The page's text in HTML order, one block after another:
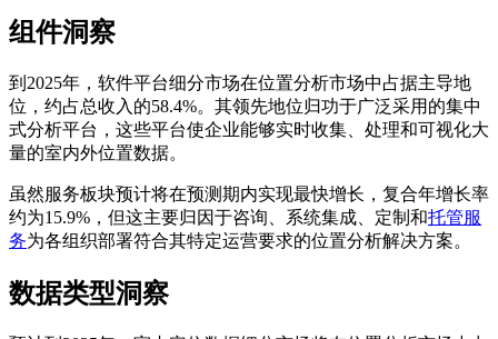
组件洞察
到2025年，软件平台细分市场在位置分析市场中占据主导地
位，约占总收入的58.4%。其领先地位归功于广泛采用的集中
式分析平台，这些平台使企业能够实时收集、处理和可视化大
量的室内外位置数据。
虽然服务板块预计将在预测期内实现最快增长，复合年增长率
约为15.9%，但这主要归因于咨询、系统集成、定制和托管服
务为各组织部署符合其特定运营要求的位置分析解决方案。
数据类型洞察